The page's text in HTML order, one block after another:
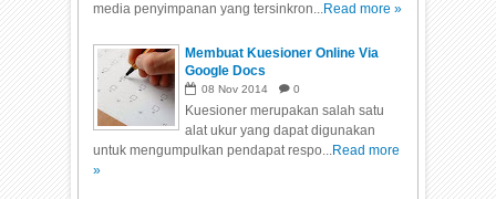
media penyimpanan yang tersinkron...Read more »
Membuat Kuesioner Online Via
Google Docs
08 Nov 2014 0
Kuesioner merupakan salah satu
alat ukur yang dapat digunakan
untuk mengumpulkan pendapat respo...Read more
»